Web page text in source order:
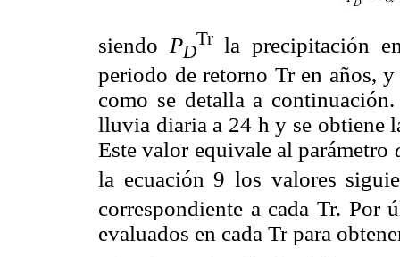
siendo PD
Trla precipitación
periodo de retorno Tr en años,
como se detalla a
lluvia diaria a 24 h y se obtiene
Este valor equivale al parámetro
la ecuación 9 los valores
correspondiente a cada Tr.
evaluados en cada Tr para